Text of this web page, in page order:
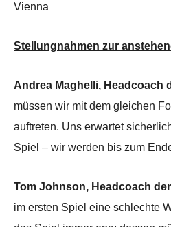
Vienna
Stellungnahmen zur
Andrea Maghelli, Headcoach
müssen wir mit dem gleichen
auftreten. Uns erwartet
Spiel – wir werden bis zum
Tom Johnson, Headcoach
im ersten Spiel eine schlechte